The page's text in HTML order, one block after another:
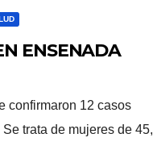
ENSENADA
confirmaron 12 casos
trata de mujeres de 45,